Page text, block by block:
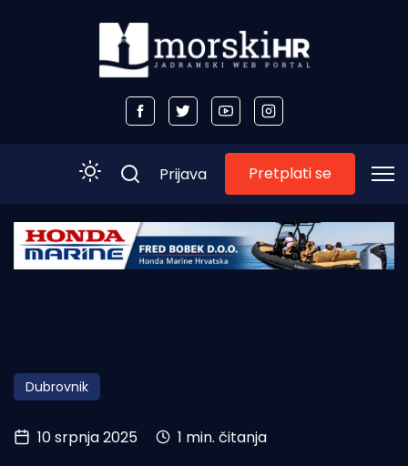
Početna
Obala
Otoci
Turizam i nautika
Prijava Pretplati se
Dubrovnik
10 srpnja 2025 1 min. čitanja